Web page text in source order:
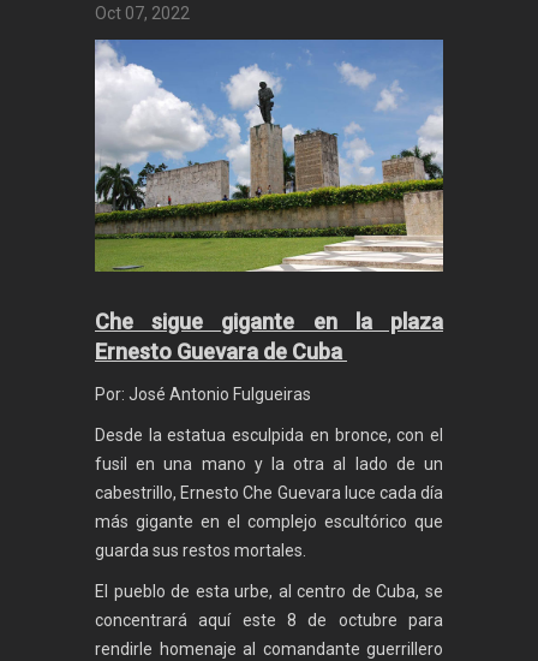
Oct 07, 2022
Che sigue gigante en la plaza
Ernesto Guevara de Cuba
Por: José Antonio Fulgueiras
Desde la estatua esculpida en bronce, con el
fusil en una mano y la otra al lado de un
cabestrillo, Ernesto Che Guevara luce cada día
más gigante en el complejo escultórico que
guarda sus restos mortales.
El pueblo de esta urbe, al centro de Cuba, se
concentrará aquí este 8 de octubre para
rendirle homenaje al comandante guerrillero